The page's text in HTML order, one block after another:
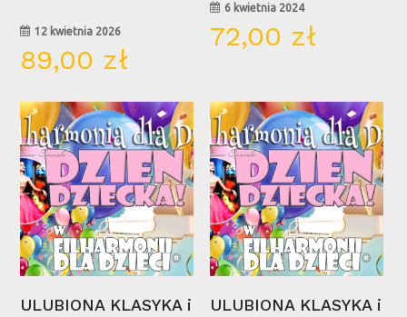
12 kwietnia 2026
89,00 zł
6 kwietnia 2024
72,00 zł
31
maj
ULUBIONA KLASYKA i
30
maj
ULUBIONA KLASYKA i